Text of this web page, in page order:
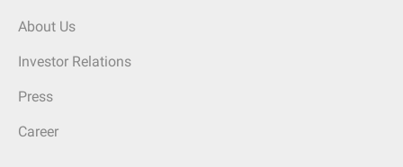
About Us
Investor Relations
Press
Career